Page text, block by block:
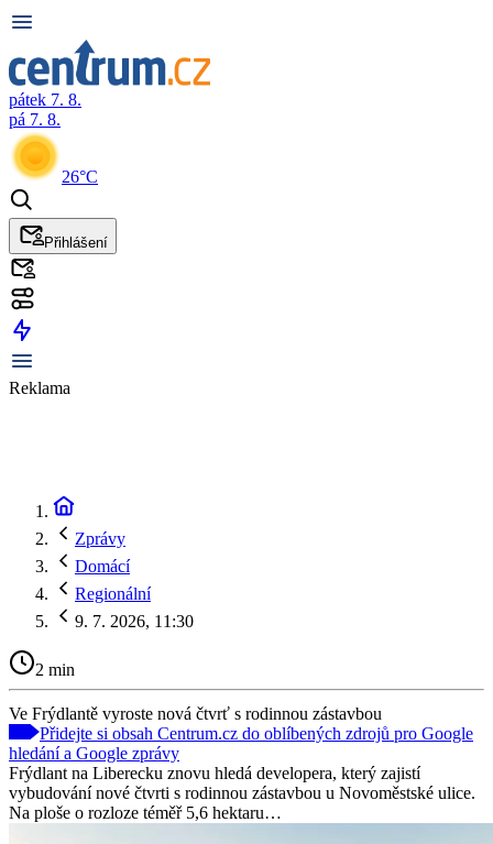
pátek 7. 8.
pá 7. 8.
26°C
Přihlášení
Reklama
Zprávy
Domácí
Regionální
9. 7. 2026, 11:30
2 min
Ve Frýdlantě vyroste nová čtvrť s rodinnou zástavbou
Přidejte si obsah Centrum.cz do oblíbených zdrojů pro Google
hledání a Google zprávy
Frýdlant na Liberecku znovu hledá developera, který zajistí
vybudování nové čtvrti s rodinnou zástavbou u Novoměstské ulice.
Na ploše o rozloze téměř 5,6 hektaru…